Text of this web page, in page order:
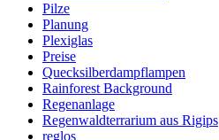
Pilze
Planung
Plexiglas
Preise
Quecksilberdampflampen
Rainforest Background
Regenanlage
Regenwaldterrarium aus Rigips
reglos